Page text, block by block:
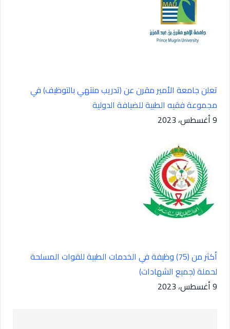
تعلن جامعة الأمير مقرن عن (تدريب منتهي بالتوظيف) في
مجموعة فقيه الطبية للضيافة الدولية
9 أغسطس، 2023
أكثر من (75) وظيفة في الخدمات الطبية للقوات المسلحة
لحملة (جميع الشهادات)
9 أغسطس، 2023